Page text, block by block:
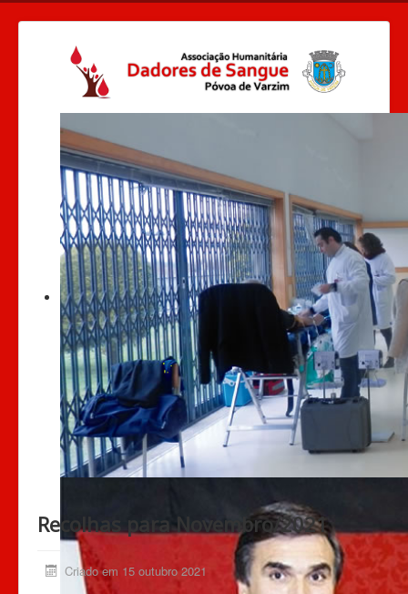
Recolhas para Novembro/2021
Criado em 15 outubro 2021